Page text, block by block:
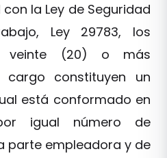
la Ley de Seguridad
Ley 29783, los
veinte (20) o más
constituyen un
está conformado en
igual número de
parte empleadora y de